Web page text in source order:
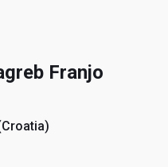
Franjo